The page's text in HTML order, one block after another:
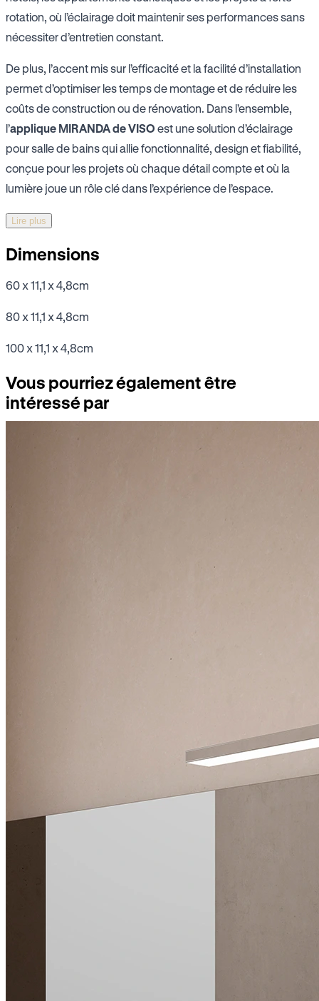
rotation, où l’éclairage doit maintenir ses performances sans
nécessiter d’entretien constant.
De plus, l’accent mis sur l’efficacité et la facilité d’installation
permet d’optimiser les temps de montage et de réduire les
coûts de construction ou de rénovation. Dans l’ensemble,
l’applique MIRANDA de VISO est une solution d’éclairage
pour salle de bains qui allie fonctionnalité, design et fiabilité,
conçue pour les projets où chaque détail compte et où la
lumière joue un rôle clé dans l’expérience de l’espace.
Lire plus
Dimensions
60 x 11,1 x 4,8cm
80 x 11,1 x 4,8cm
100 x 11,1 x 4,8cm
Vous pourriez également être
intéressé par